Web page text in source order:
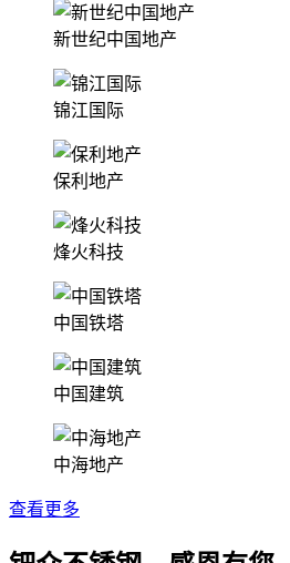
新世纪中国地产
锦江国际
保利地产
烽火科技
中国铁塔
中国建筑
中海地产
查看更多